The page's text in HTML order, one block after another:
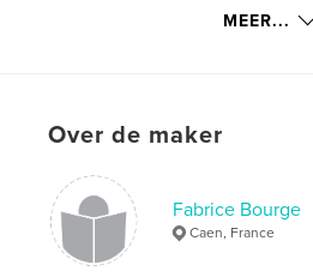
MEER...
Over de maker
Fabrice Bourge
Caen, France